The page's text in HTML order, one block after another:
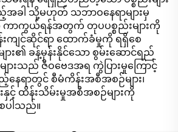
ါ သို့မဟုတ် သဘာဝနေရာများမှ
ကွယ်ရန်အတွက် တုပပစ္စည်းများကို
ကျင်ဆိုင်ရာ ထောက်ခံမှုကို ရရှိစေ
ား၏ ခန့်မှန်းနိုင်သော စွမ်းဆောင်ရည်
ားသည် ဇီဝဗေဒအရ ကွဲပြားမှုကြောင့်
နေရာတွင် စီမံကိန်းအစီအစဉ်များ၊
နှင့် ထိန်းသိမ်းမှုအစီအစဉ်များကို
ပါသည်။